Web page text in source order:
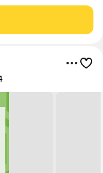
найдётся место,